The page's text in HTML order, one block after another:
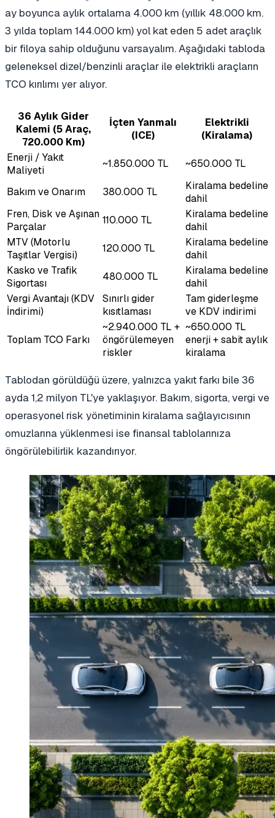
ay boyunca aylık ortalama 4.000 km (yıllık 48.000 km.
3 yılda toplam 144.000 km) yol kat eden 5 adet araçlık
bir filoya sahip olduğunu varsayalım. Aşağıdaki tabloda
geleneksel dizel/benzinli araçlar ile elektrikli araçların
TCO kırılımı yer alıyor.
36 Aylık Gider
Kalemi (5 Araç,
720.000 Km)
İçten Yanmalı
(ICE)
Elektrikli
(Kiralama)
Enerji / Yakıt
Maliyeti
~1.850.000 TL ~650.000 TL
Bakım ve Onarım 380.000 TL
Kiralama bedeline
dahil
Fren, Disk ve Aşınan
Parçalar
110.000 TL
Kiralama bedeline
dahil
MTV (Motorlu
Taşıtlar Vergisi)
120.000 TL
Kiralama bedeline
dahil
Kasko ve Trafik
Sigortası
480.000 TL
Kiralama bedeline
dahil
Vergi Avantajı (KDV
İndirimi)
Sınırlı gider
kısıtlaması
Tam giderleşme
ve KDV indirimi
Toplam TCO Farkı
~2.940.000 TL +
öngörülemeyen
riskler
~650.000 TL
enerji + sabit aylık
kiralama
Tablodan görüldüğü üzere, yalnızca yakıt farkı bile 36
ayda 1,2 milyon TL'ye yaklaşıyor. Bakım, sigorta, vergi ve
operasyonel risk yönetiminin kiralama sağlayıcısının
omuzlarına yüklenmesi ise finansal tablolarınıza
öngörülebilirlik kazandırıyor.